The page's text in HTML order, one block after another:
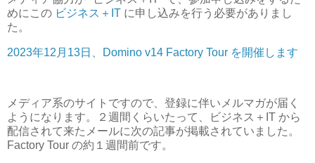
めにこの ビジネス＋IT に申し込みを行う必要がありまし
た。
2023年12月13日、Domino v14 Factory Tour を開催します
メディア系のサイトですので、登録に伴いメルマガが届く
ようになります。２週間くらいたって、ビジネス＋IT から
配信されて来たメールに次の記事が掲載されていました。
Factory Tour の約１週間前です。